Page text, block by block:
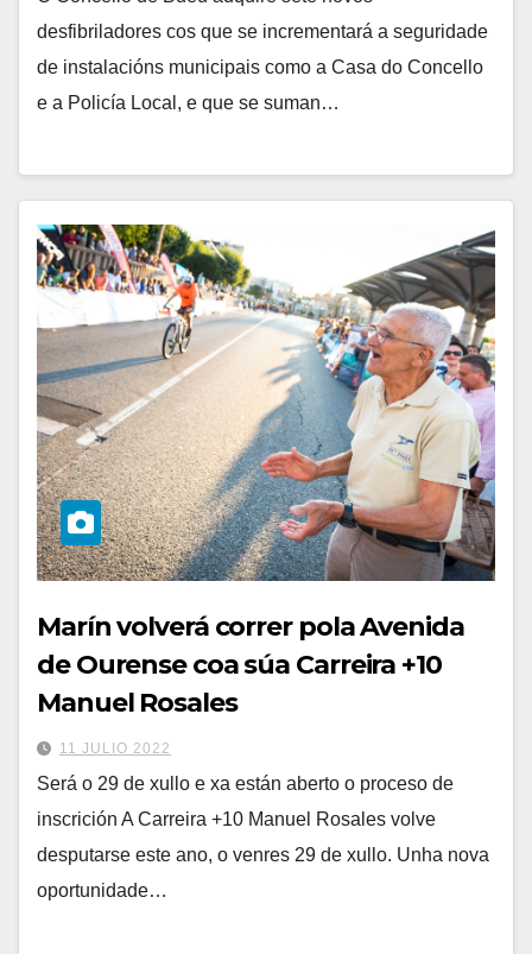
desfibriladores cos que se incrementará a seguridade
de instalacións municipais como a Casa do Concello
e a Policía Local, e que se suman…
Marín volverá correr pola Avenida
de Ourense coa súa Carreira +10
Manuel Rosales
11 JULIO 2022
Será o 29 de xullo e xa están aberto o proceso de
inscrición A Carreira +10 Manuel Rosales volve
desputarse este ano, o venres 29 de xullo. Unha nova
oportunidade…